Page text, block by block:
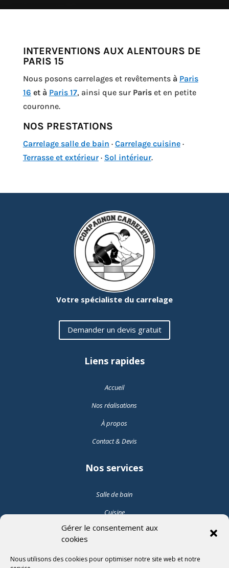
Gérer le consentement aux
cookies
Nous utilisons des cookies pour optimiser notre site web et notre
INTERVENTIONS AUX ALENTOURS DE
PARIS 15
Nous posons carrelages et revêtements à Paris
16 et à Paris 17, ainsi que sur Pariset en petite
couronne.
NOS PRESTATIONS
Carrelage salle de bain · Carrelage cuisine·
Terrasse et extérieur· Sol intérieur.
Votre spécialiste du carrelage
Demander un devis gratuit
Liens rapides
Accueil
Nos réalisations
À propos
Contact & Devis
Nos services
Salle de bain
Cuisine
Pose de carrelage intérieur